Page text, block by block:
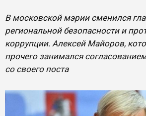
В московской мэрии сменился
региональной безопасности и
коррупции. Алексей Майоров,
прочего занимался
со своего поста